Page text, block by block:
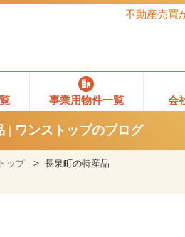
不動産売買
事業用物件一覧 会
| ワンストップのブログ
ップ 長泉町の特産品